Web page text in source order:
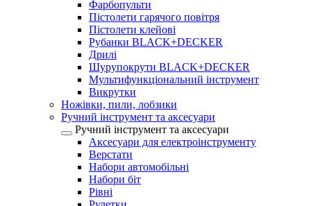
Фарбопульти
Пістолети гарячого повітря
Пістолети клейові
Рубанки BLACK+DECKER
Дрилі
Шурупокрути BLACK+DECKER
Мультифункціональний інструмент
Викрутки
Ножівки, пили, лобзики
Ручний інструмент та аксесуари
Ручний інструмент та аксесуари
Аксесуари для електроінструменту
Верстати
Набори автомобільні
Набори біт
Рівні